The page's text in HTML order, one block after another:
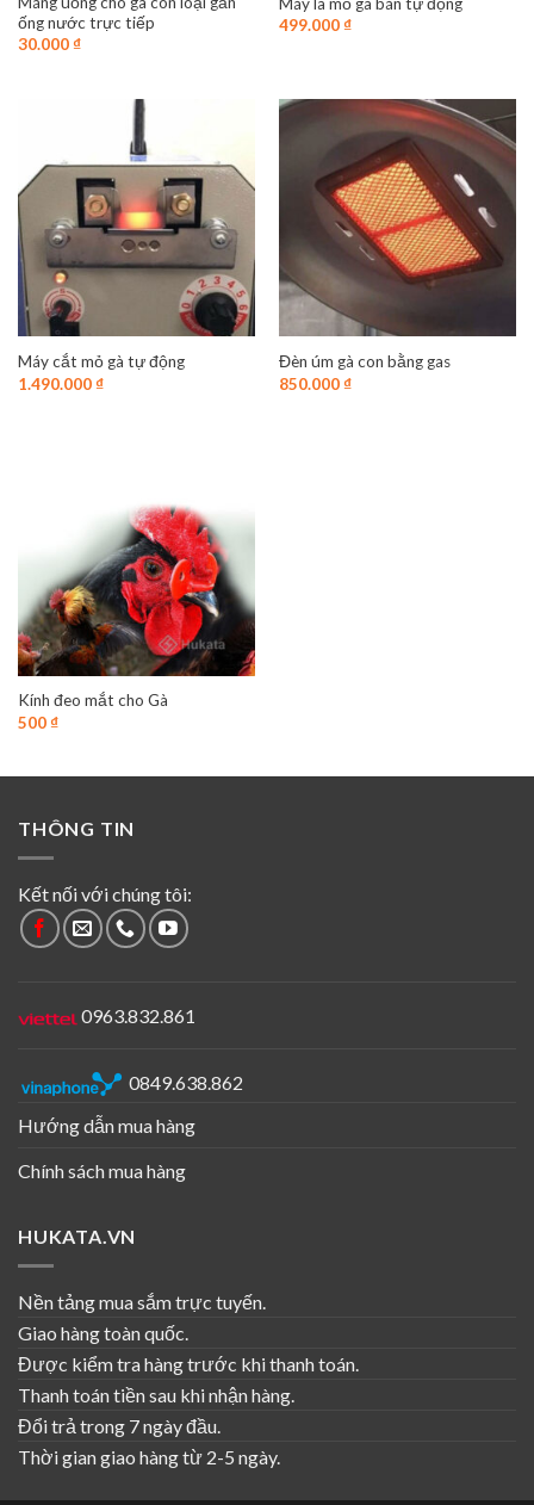
ống nước trực tiếp
30.000₫
499.000₫
Máy cắt mỏ gà tự động
1.490.000₫
Đèn úm gà con bằng gas
850.000₫
Kính đeo mắt cho Gà
500₫
THÔNG TIN
Kết nối với chúng tôi:
0963.832.861
0849.638.862
Hướng dẫn mua hàng
Chính sách mua hàng
HUKATA.VN
Nền tảng mua sắm trực tuyến.
Giao hàng toàn quốc.
Được kiểm tra hàng trước khi thanh toán.
Thanh toán tiền sau khi nhận hàng.
Đổi trả trong 7 ngày đầu.
Thời gian giao hàng từ 2-5 ngày.